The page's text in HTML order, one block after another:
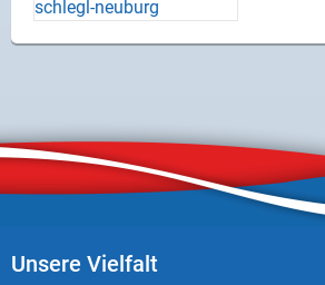
Unsere Vielfalt